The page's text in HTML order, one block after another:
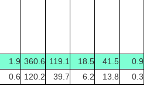
1.9 360.6 119.1 18.5 41.5
0.9
0.6 120.2 39.7 6.2 13.8
0.3